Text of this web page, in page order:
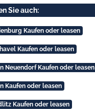
Sie auch:
Kaufen oder leasen
Kaufen oder leasen
Neuendorf Kaufen oder leasen
Kaufen oder leasen
Kaufen oder leasen